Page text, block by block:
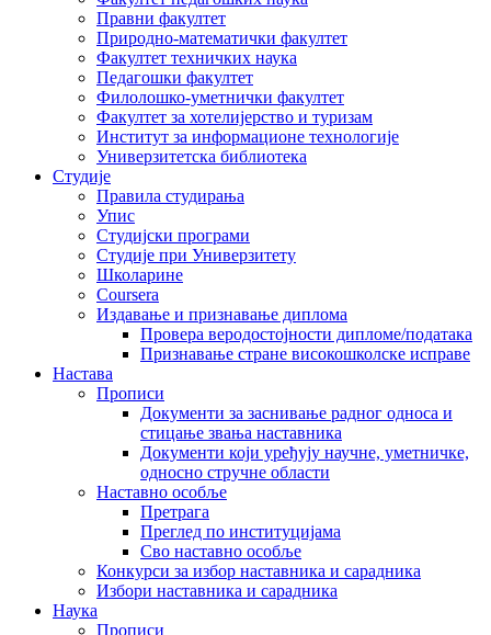
Правни факултет
Природно-математички факултет
Факултет техничких наука
Педагошки факултет
Филолошко-уметнички факултет
Факултет за хотелијерство и туризам
Институт за информационе технологије
Универзитетска библиотека
Студије
Правила студирања
Упис
Студијски програми
Студије при Универзитету
Школарине
Coursera
Издавање и признавање диплома
Провера веродостојности дипломе/података
Признавање стране високошколске исправе
Настава
Прописи
Документи за заснивање радног односа и
стицање звања наставника
Документи који уређују научне, уметничке,
односно стручне области
Наставно особље
Претрага
Преглед по институцијама
Сво наставно особље
Конкурси за избор наставника и сарадника
Избори наставника и сарадника
Наука
Прописи